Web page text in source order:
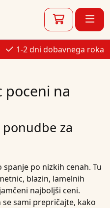
1-2 dni dobavnega roka
poceni na
za
po nizkih cenah. Tu
blazin, lamelnih
najboljši ceni.
sami prepričajte, kako